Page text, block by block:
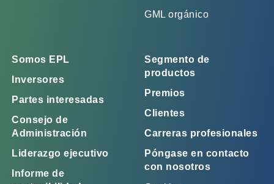
GML orgánico
Somos EPL
Inversores
Partes interesadas
Consejo de
Administración
Liderazgo ejecutivo
Informe de
Segmento de
productos
Premios
Clientes
Carreras profesionales
Póngase en contacto
con nosotros